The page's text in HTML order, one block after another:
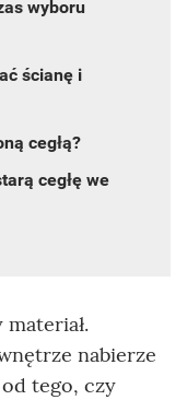
wyboru
ścianę i
cegłą?
cegłę we
nabierze
tego, czy